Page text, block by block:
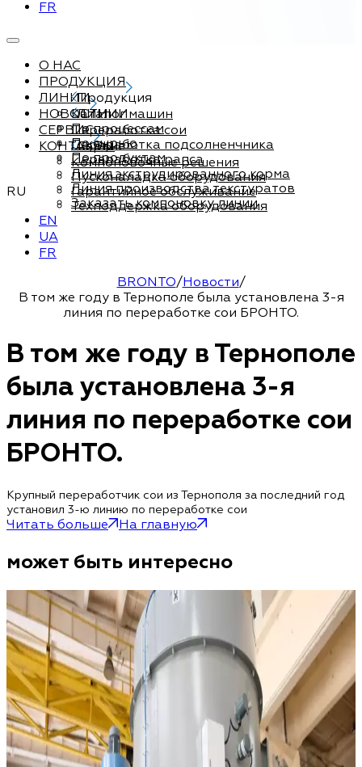
FR
О НАС
ПРОДУКЦИЯ
Продукция
Каталог машин
По процессам
По сырью
По продуктам
ЛИНИИ
ЛИНИИ
Переработка сои
Переработка подсолненчника
Переработка рапса
Линия экструдированного корма
Линия производства текстуратов
Заказать компоновку линии
НОВОСТИ
СЕРВИС
Сервис
Компоновочные решения
Пусконаладка оборудования
Гарантийное обслуживание
Техподдержка оборудования
КОНТАКТЫ
RU
EN
UA
FR
BRONTO/Новости/
В том же году в Тернополе была установлена ​​3-я
линия по переработке сои БРОНТО.
В том же году в Тернополе
была установлена ​​3-я
линия по переработке сои
БРОНТО.
Крупный переработчик сои из Тернополя за последний год
установил 3-ю линию по переработке сои
Читать больше На главную
может быть интересно